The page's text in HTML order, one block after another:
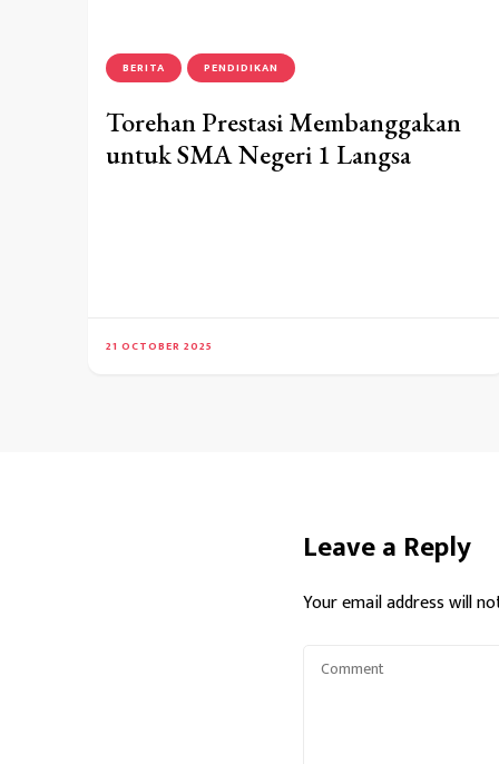
BERITA PENDIDIKAN
Torehan Prestasi Membanggakan
untuk SMA Negeri 1 Langsa
21 OCTOBER 2025
Leave a Reply
Your email address will